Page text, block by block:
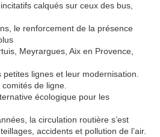
calqués sur ceux des bus,
le renforcement de la présence
Meyrargues, Aix en Provence,
lignes et leur modernisation.
de ligne.
écologique pour les
la circulation routière s’est
accidents et pollution de l’air.